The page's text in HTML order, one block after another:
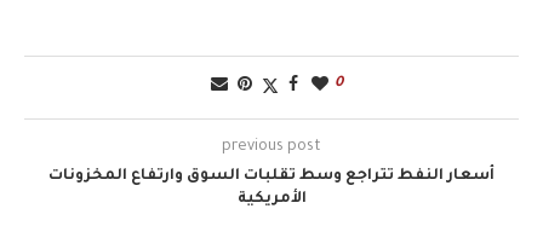
0
previous post
أسعار النفط تتراجع وسط تقلبات السوق وارتفاع المخزونات
الأمريكية